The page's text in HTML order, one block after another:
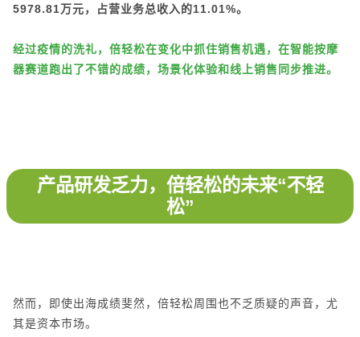
5978.81万元，占营业务总收入的11.01%。
经过疫情的洗礼，倍轻松在变化中抓住销售机遇，在智能按摩
器赛道跑出了不错的成绩，场景化体验和线上销售同步推进。
产品研发乏力，倍轻松的未来“不轻
松”
然而，即使出海成绩斐然，倍轻松周围也不乏质疑的声音，尤
其是资本市场。